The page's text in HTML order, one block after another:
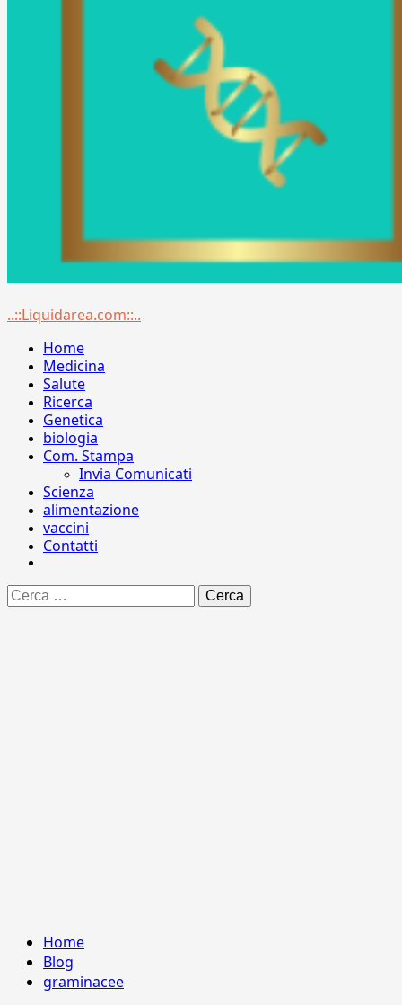
Menu
..::Liquidarea.com::..
Home
Medicina
Salute
Ricerca
Genetica
biologia
Com. Stampa
Invia Comunicati
Scienza
alimentazione
vaccini
Contatti
Ricerca
per:
Home
Blog
graminacee